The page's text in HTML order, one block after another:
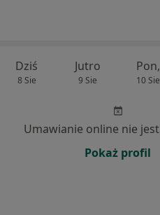
Dziś
8 Sie
Jutro
9 Sie
Pon,
10 Sie
Umawianie online nie
Pokaż profil